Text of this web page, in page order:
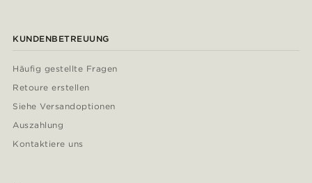
KUNDENBETREUUNG
Häufig gestellte Fragen
Retoure erstellen
Siehe Versandoptionen
Auszahlung
Kontaktiere uns